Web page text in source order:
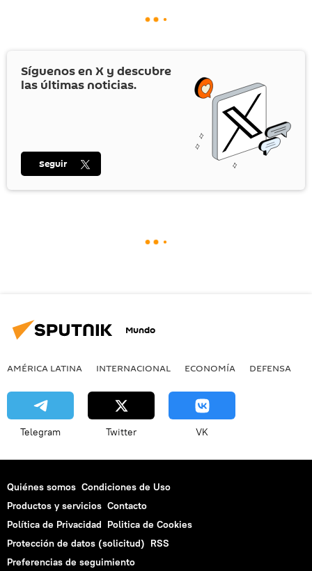
Síguenos en X y descubre
las últimas noticias.
Seguir
Mundo
AMÉRICA LATINA INTERNACIONAL ECONOMÍA DEFENSA
Telegram Twitter VK
Quiénes somos Condiciones de Uso
Productos y servicios Contacto
Política de Privacidad Politica de Cookies
Protección de datos (solicitud) RSS
Preferencias de seguimiento